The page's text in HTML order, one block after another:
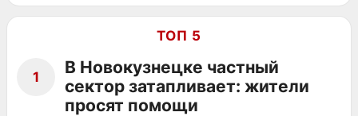
ТОП 5
1
В Новокузнецке частный
сектор затапливает: жители
просят помощи